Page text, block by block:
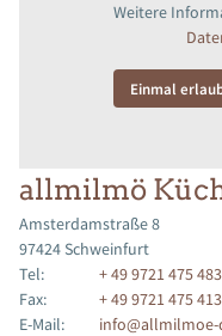
Weitere
Einmal
allmilmö
Amsterdamstraße 8
97424 Schweinfurt
Tel:
+ 49 9721 475
Fax:
+ 49 9721 475
E-Mail: